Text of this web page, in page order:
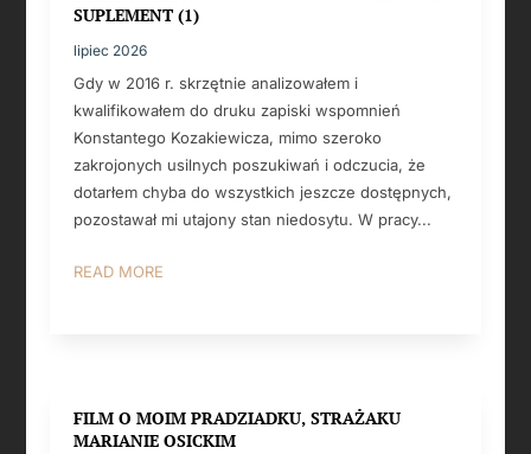
SUPLEMENT (1)
lipiec 2026
Gdy w 2016 r. skrzętnie analizowałem i
kwalifikowałem do druku zapiski wspomnień
Konstantego Kozakiewicza, mimo szeroko
zakrojonych usilnych poszukiwań i odczucia, że
dotarłem chyba do wszystkich jeszcze dostępnych,
pozostawał mi utajony stan niedosytu. W pracy...
READ MORE
FILM O MOIM PRADZIADKU, STRAŻAKU
MARIANIE OSICKIM